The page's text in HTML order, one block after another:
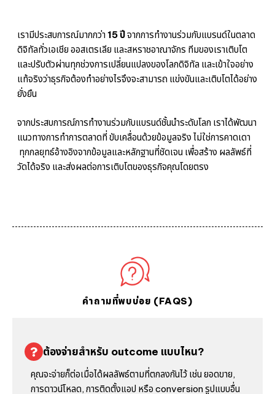
เรามีประสบการณ์มากกว่า 15 ปีจากการทำงานร่วมกับแบรนด์ในตลาด
ดิจิทัลทั่วเอเชีย ออสเตรเลีย และสหราชอาณาจักร ทีมของเราเติบโต
และปรับตัวผ่านทุกช่วงการเปลี่ยนแปลงของโลกดิจิทัล และเข้าใจอย่าง
แท้จริงว่าธุรกิจต้องทำอย่างไรจึงจะสามารถ แข่งขันและเติบโตได้อย่าง
ยั่งยืน
จากประสบการณ์การทำงานร่วมกับแบรนด์ชั้นนำระดับโลก เราได้พัฒนา
แนวทางการทำการตลาดที่ ขับเคลื่อนด้วยข้อมูลจริง ไม่ใช่การคาดเดา
ทุกกลยุทธ์อ้างอิงจากข้อมูลและหลักฐานที่ชัดเจน เพื่อสร้าง ผลลัพธ์ที่
วัดได้จริง และส่งผลต่อการเติบโตของธุรกิจคุณโดยตรง
คำถามที่พบบ่อย (FAQS)
ต้องจ่ายสำหรับ outcome แบบไหน?
คุณจะจ่ายก็ต่อเมื่อได้ผลลัพธ์ตามที่ตกลงกันไว้ เช่น ยอดขาย,
การดาวน์โหลด, การติดตั้งแอป หรือ conversion รูปแบบอื่น